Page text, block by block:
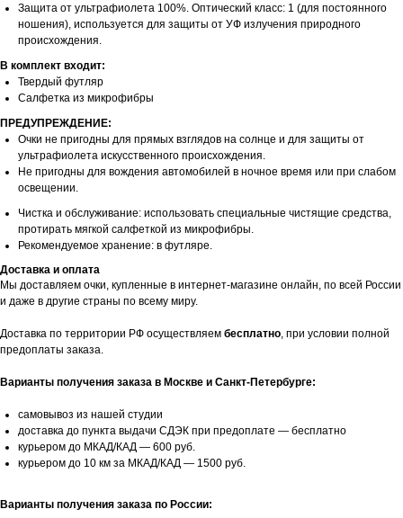
Защита от ультрафиолета 100%. Оптический класс: 1 (для постоянного
ношения), используется для защиты от УФ излучения природного
происхождения.
В комплект входит:
Твердый футляр
Салфетка из микрофибры
ПРЕДУПРЕЖДЕНИЕ:
Очки не пригодны для прямых взглядов на солнце и для защиты от
ультрафиолета искусственного происхождения.
Не пригодны для вождения автомобилей в ночное время или при слабом
освещении.
Чистка и обслуживание: использовать специальные чистящие средства,
протирать мягкой салфеткой из микрофибры.
Рекомендуемое хранение: в футляре.
Доставка и оплата
Мы доставляем очки, купленные в интернет-магазине онлайн, по всей России
и даже в другие страны по всему миру.
Доставка по территории РФ осуществляем бесплатно, при условии полной
предоплаты заказа.
Варианты получения заказа в Москве и Санкт-Петербурге:
самовывоз из нашей студии
доставка до пункта выдачи СДЭК при предоплате — бесплатно
курьером до МКАД/КАД — 600 руб.
курьером до 10 км за МКАД/КАД — 1500 руб.
Варианты получения заказа по России: